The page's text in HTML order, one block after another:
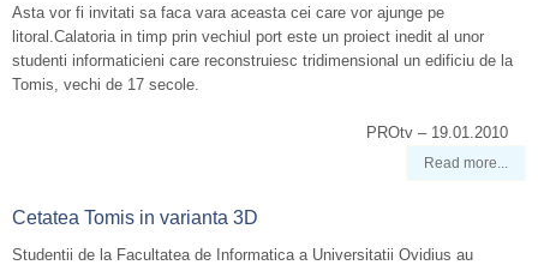
Asta vor fi invitati sa faca vara aceasta cei care vor ajunge pe
litoral.Calatoria in timp prin vechiul port este un proiect inedit al unor
studenti informaticieni care reconstruiesc tridimensional un edificiu de la
Tomis, vechi de 17 secole.
PROtv – 19.01.2010
Read more...
Cetatea Tomis in varianta 3D
Studentii de la Facultatea de Informatica a Universitatii Ovidius au